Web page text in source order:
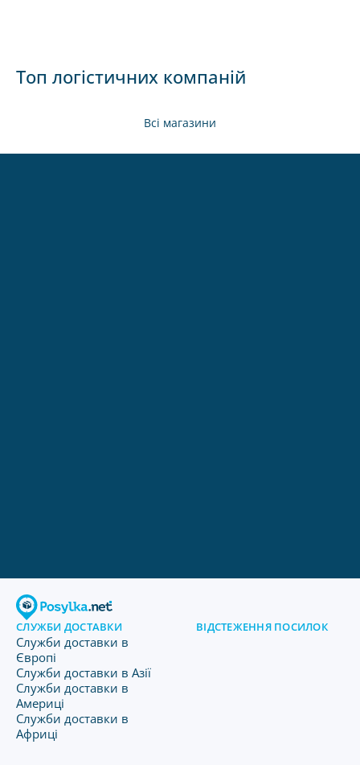
Топ логістичних компаній
Всі магазини
СЛУЖБИ ДОСТАВКИ
Служби доставки в
Європі
Служби доставки в Азії
Служби доставки в
Америці
Служби доставки в
Африці
ВІДСТЕЖЕННЯ ПОСИЛОК